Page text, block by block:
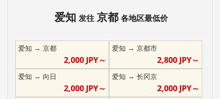
爱知 发往 京都 各地区最低价
爱知 → 京都
2,000JPY～
爱知 → 京都市
2,800 JPY～
爱知 → 向日
2,000JPY～
爱知 → 长冈京
2,000 JPY～